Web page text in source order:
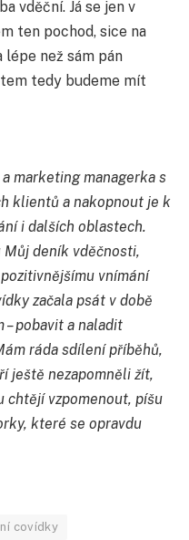
vděční. Já se jen v
ten pochod, sice na
než sám pán
tedy budeme mít
marketing managerka s
klientů a nakopnout je k
i dalších oblastech.
deník vděčnosti,
vnímání
začala psát v době
– pobavit a naladit
ráda sdílení příběhů,
ještě nezapomněli žít,
chtějí vzpomenout, píšu
které se opravdu
covídky